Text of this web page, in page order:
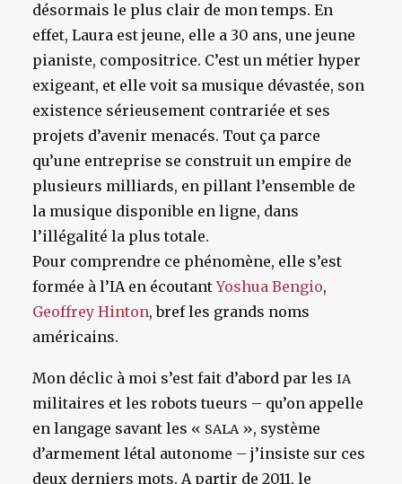
désormais le plus clair de mon temps. En
effet, Laura est jeune, elle a 30 ans, une jeune
pianiste, compositrice. C’est un métier hyper
exigeant, et elle voit sa musique dévastée, son
existence sérieusement contrariée et ses
projets d’avenir menacés. Tout ça parce
qu’une entreprise se construit un empire de
plusieurs milliards, en pillant l’ensemble de
la musique disponible en ligne, dans
l’illégalité la plus totale.
Pour comprendre ce phénomène, elle s’est
formée à l’IA en écoutantYoshua Bengio,
Geoffrey Hinton, bref les grands noms
américains.
Mon déclic à moi s’est fait d’abord par les IA
militaires et les robots tueurs – qu’on appelle
en langage savant les « SALA», système
d’armement létal autonome – j’insiste sur ces
deux derniers mots. A partir de 2011, le